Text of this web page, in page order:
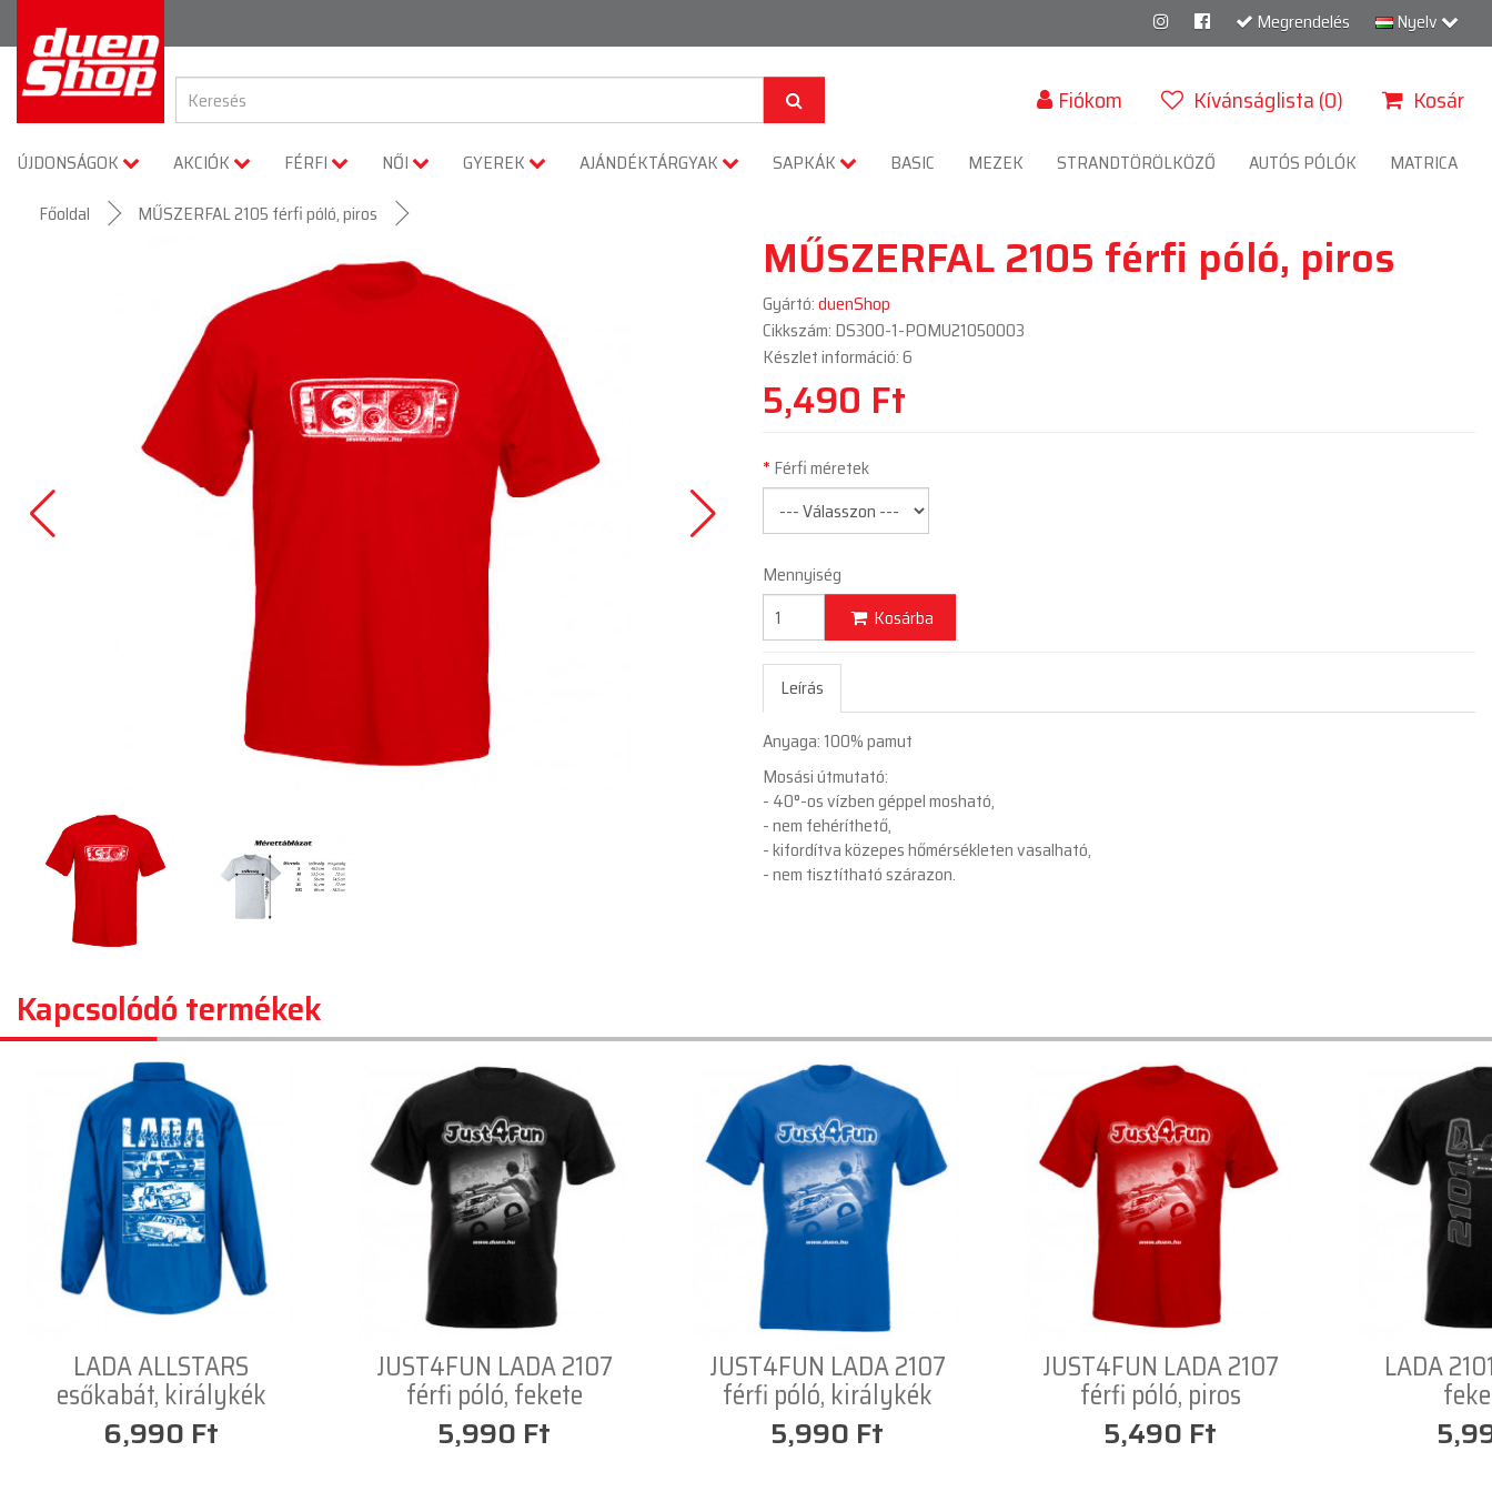
Megrendelés Nyelv
Fiókom Kívánságlista (0) Kosár
ÚJDONSÁGOK AKCIÓK FÉRFI NŐI GYEREK AJÁNDÉKTÁRGYAK SAPKÁK BASIC MEZEK STRANDTÖRÖLKÖZŐ AUTÓS PÓLÓK
MATRICA
Főoldal
MŰSZERFAL 2105 férfi póló, piros
MŰSZERFAL 2105 férfi póló, piros
Gyártó:duenShop
Cikkszám: DS300-1-POMU21050003
Készlet információ: 6
5,490 Ft
Férfi méretek
Mennyiség
Kosárba
Leírás
Anyaga: 100% pamut
Mosási útmutató:
- 40°-os vízben géppel mosható,
- nem fehéríthető,
- kifordítva közepes hőmérsékleten vasalható,
- nem tisztítható szárazon.
Kapcsolódó termékek
LADA ALLSTARS
esőkabát, királykék
6,990 Ft
JUST4FUN LADA 2107
férfi póló, fekete
5,990 Ft
JUST4FUN LADA 2107
férfi póló, királykék
5,990 Ft
JUST4FUN LADA 2107
férfi póló, piros
5,490 Ft
LADA